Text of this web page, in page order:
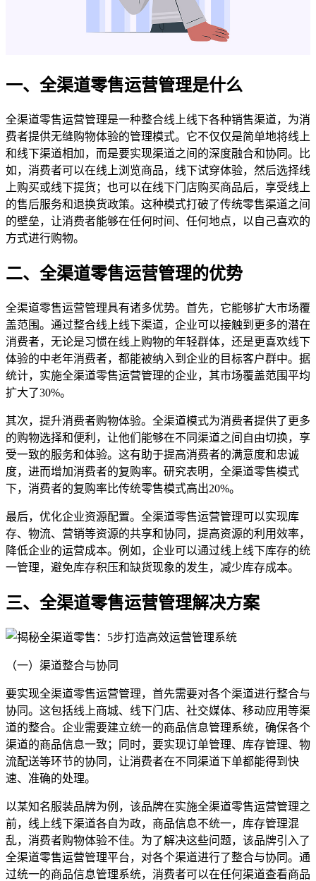
一、全渠道零售运营管理是什么
全渠道零售运营管理是一种整合线上线下各种销售渠道，为消
费者提供无缝购物体验的管理模式。它不仅仅是简单地将线上
和线下渠道相加，而是要实现渠道之间的深度融合和协同。比
如，消费者可以在线上浏览商品，线下试穿体验，然后选择线
上购买或线下提货；也可以在线下门店购买商品后，享受线上
的售后服务和退换货政策。这种模式打破了传统零售渠道之间
的壁垒，让消费者能够在任何时间、任何地点，以自己喜欢的
方式进行购物。
二、全渠道零售运营管理的优势
全渠道零售运营管理具有诸多优势。首先，它能够扩大市场覆
盖范围。通过整合线上线下渠道，企业可以接触到更多的潜在
消费者，无论是习惯在线上购物的年轻群体，还是更喜欢线下
体验的中老年消费者，都能被纳入到企业的目标客户群中。据
统计，实施全渠道零售运营管理的企业，其市场覆盖范围平均
扩大了30%。
其次，提升消费者购物体验。全渠道模式为消费者提供了更多
的购物选择和便利，让他们能够在不同渠道之间自由切换，享
受一致的服务和体验。这有助于提高消费者的满意度和忠诚
度，进而增加消费者的复购率。研究表明，全渠道零售模式
下，消费者的复购率比传统零售模式高出20%。
最后，优化企业资源配置。全渠道零售运营管理可以实现库
存、物流、营销等资源的共享和协同，提高资源的利用效率，
降低企业的运营成本。例如，企业可以通过线上线下库存的统
一管理，避免库存积压和缺货现象的发生，减少库存成本。
三、全渠道零售运营管理解决方案
（一）渠道整合与协同
要实现全渠道零售运营管理，首先需要对各个渠道进行整合与
协同。这包括线上商城、线下门店、社交媒体、移动应用等渠
道的整合。企业需要建立统一的商品信息管理系统，确保各个
渠道的商品信息一致；同时，要实现订单管理、库存管理、物
流配送等环节的协同，让消费者在不同渠道下单都能得到快
速、准确的处理。
以某知名服装品牌为例，该品牌在实施全渠道零售运营管理之
前，线上线下渠道各自为政，商品信息不统一，库存管理混
乱，消费者购物体验不佳。为了解决这些问题，该品牌引入了
全渠道零售运营管理平台，对各个渠道进行了整合与协同。通
过统一的商品信息管理系统，消费者可以在任何渠道查看商品